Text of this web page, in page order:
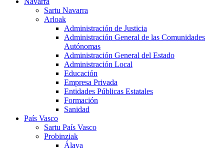
Sartu Navarra
Arloak
Administración de Justicia
Administración General de las Comunidades
Autónomas
Administración General del Estado
Administración Local
Educación
Empresa Privada
Entidades Públicas Estatales
Formación
Sanidad
País Vasco
Sartu País Vasco
Probinziak
Álava